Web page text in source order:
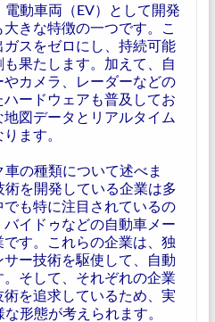
動車両（EV）として開発
きな特徴の一つです。こ
スをゼロにし、持続可能
果たします。加えて、自
カメラ、レーダーなどの
ードウェアも普及してお
図データとリアルタイム
ます。
の種類について述べま
を開発している企業は多
も特に注目されているの
イドゥなどの自動車メー
す。これらの企業は、独
ー技術を駆使して、自動
そして、それぞれの企業
を追求しているため、実
形態が考えられます。